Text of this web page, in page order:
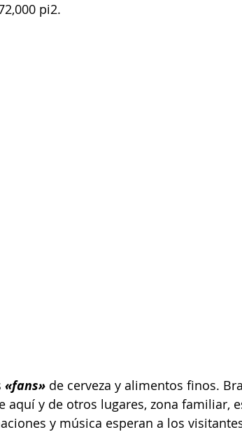
pi2.
«fans» de cerveza y alimentos finos.
aquí y de otros lugares, zona familiar,
y música esperan a los